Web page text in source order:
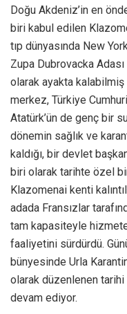
Doğu Akdeniz’in en
biri kabul edilen
tıp dünyasında New
Zupa Dubrovacka
olarak ayakta
merkez, Türkiye
Atatürk’ün de genç bir
dönemin sağlık ve
kaldığı, bir devlet
biri olarak tarihte özel
Klazomenai kenti
adada Fransızlar
tam kapasiteyle
faaliyetini sürdürdü.
bünyesinde Urla
olarak düzenlenen tarihi
devam ediyor.